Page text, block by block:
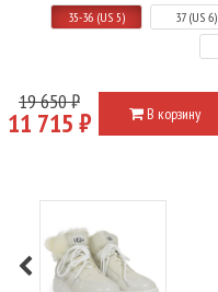
35-36 (US 5) 37 (US 6)
19 650 ₽
11 715 ₽ В корзину